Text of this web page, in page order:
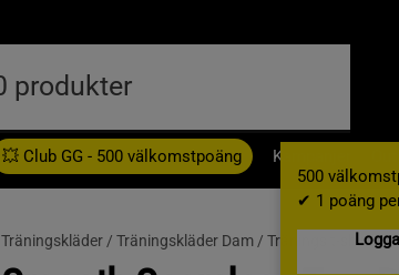
500
✔ 1 poäng
💥 Club GG - 500 välkomstpoäng Kampanjer
Träningskläder / Träningskläder Dam / Tränings t-shirt